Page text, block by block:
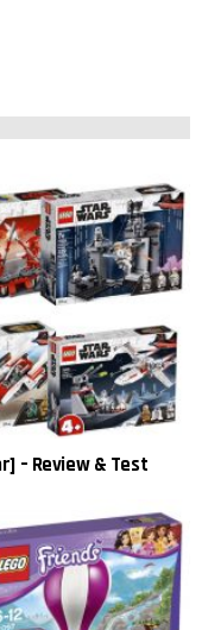
– Review & Test